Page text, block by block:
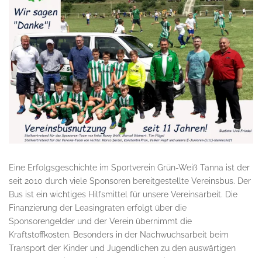
Eine Erfolgsgeschichte im Sportverein Grün-Weiß Tanna ist der
seit 2010 durch viele Sponsoren bereitgestellte Vereinsbus. Der
Bus ist ein wichtiges Hilfsmittel für unsere Vereinsarbeit. Die
Finanzierung der Leasingraten erfolgt über die
Sponsorengelder und der Verein übernimmt die
Kraftstoffkosten. Besonders in der Nachwuchsarbeit beim
Transport der Kinder und Jugendlichen zu den auswärtigen